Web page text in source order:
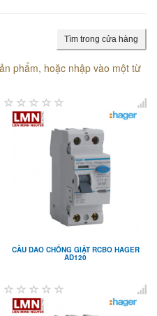
Tìm trong cửa hàng
phẩm, hoặc nhập vào một từ
CẦU DAO CHỐNG GIẬT RCBO HAGER
AD120